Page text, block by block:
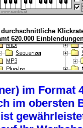
620.000
im Format
im obersten